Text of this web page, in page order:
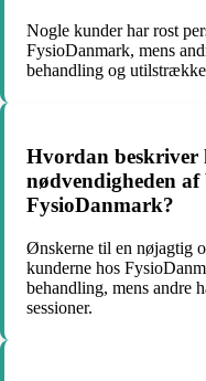
Nogle kunder har rost
FysioDanmark, mens
behandling og
Hvordan beskriver
nødvendigheden
FysioDanmark?
Ønskerne til en nøjagtig
kunderne hos
behandling, mens andre
sessioner.